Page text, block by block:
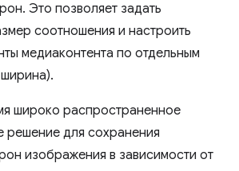
Это позволяет задать
соотношения и настроить
медиаконтента по отдельным
широко распространенное
решение для сохранения
изображения в зависимости от